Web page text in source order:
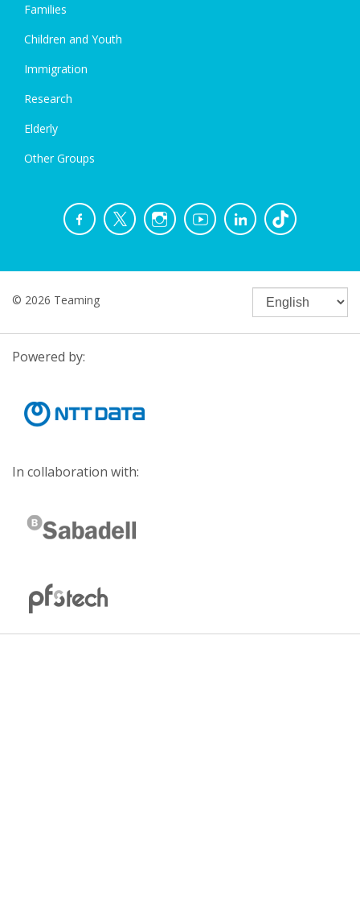
Families
Children and Youth
Immigration
Research
Elderly
Other Groups
© 2026 Teaming
Powered by:
In collaboration with: